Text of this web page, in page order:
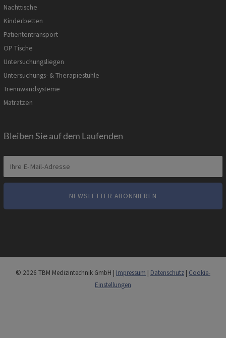
Nachttische
Kinderbetten
Patiententransport
OP Tische
Untersuchungsliegen
Untersuchungs- & Therapiestühle
Trennwandsysteme
Matratzen
Bleiben Sie auf dem Laufenden
© 2026 TBM Medizintechnik GmbH | Impressum | Datenschutz | Cookie-
Einstellungen